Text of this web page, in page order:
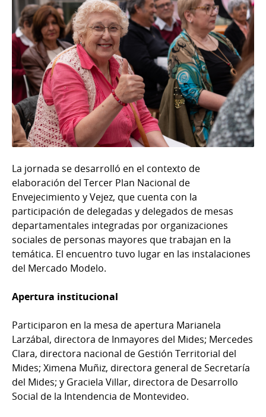
La jornada se desarrolló en el contexto de
elaboración del Tercer Plan Nacional de
Envejecimiento y Vejez, que cuenta con la
participación de delegadas y delegados de mesas
departamentales integradas por organizaciones
sociales de personas mayores que trabajan en la
temática. El encuentro tuvo lugar en las instalaciones
del Mercado Modelo.
Apertura institucional
Participaron en la mesa de apertura Marianela
Larzábal, directora de Inmayores del Mides; Mercedes
Clara, directora nacional de Gestión Territorial del
Mides; Ximena Muñiz, directora general de Secretaría
del Mides; y Graciela Villar, directora de Desarrollo
Social de la Intendencia de Montevideo.